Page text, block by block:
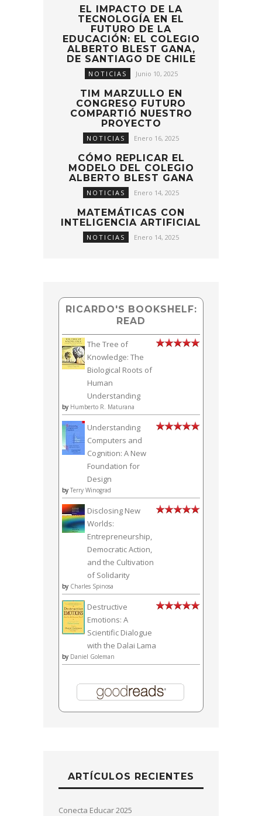
EL IMPACTO DE LA
TECNOLOGÍA EN EL
FUTURO DE LA
EDUCACIÓN: EL COLEGIO
ALBERTO BLEST GANA,
DE SANTIAGO DE CHILE
NOTICIAS Junio 10, 2025
TIM MARZULLO EN
CONGRESO FUTURO
COMPARTIÓ NUESTRO
PROYECTO
NOTICIAS Enero 16, 2025
CÓMO REPLICAR EL
MODELO DEL COLEGIO
ALBERTO BLEST GANA
NOTICIAS Enero 14, 2025
MATEMÁTICAS CON
INTELIGENCIA ARTIFICIAL
NOTICIAS Enero 14, 2025
RICARDO'S BOOKSHELF:
READ
The Tree of
Knowledge: The
Biological Roots of
Human
Understanding
by Humberto R. Maturana
Understanding
Computers and
Cognition: A New
Foundation for
Design
by Terry Winograd
Disclosing New
Worlds:
Entrepreneurship,
Democratic Action,
and the Cultivation
of Solidarity
by Charles Spinosa
Destructive
Emotions: A
Scientific Dialogue
with the Dalai Lama
by Daniel Goleman
ARTÍCULOS RECIENTES
Conecta Educar 2025